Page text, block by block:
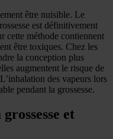
être nuisible. Le
est définitivement
cette méthode contiennent
être toxiques. Chez les
la conception plus
augmentent le risque de
des vapeurs lors
pendant la grossesse.
et